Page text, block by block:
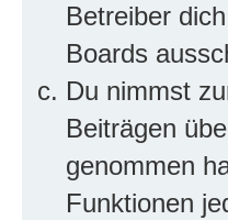
Betreiber
Boards
Du nimmst
Beiträgen
genommen
Funktionen